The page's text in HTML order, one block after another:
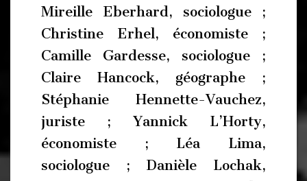
Mireille Eberhard, sociologue ;
Christine Erhel, économiste ;
Camille Gardesse, sociologue ;
Claire Hancock, géographe ;
Stéphanie Hennette-Vauchez,
juriste ; Yannick L’Horty,
économiste ; Léa Lima,
sociologue ; Danièle Lochak,